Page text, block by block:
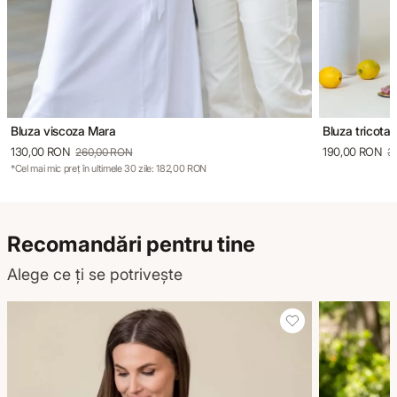
Bluza viscoza Mara
130,00 RON 260,00 RON
*Cel mai mic preț în ultimele 30 zile: 182,00 RON
Bluza
190,00 RON
Recomandări pentru tine
Alege ce ți se potrivește